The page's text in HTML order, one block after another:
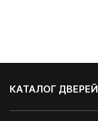
КАТАЛОГ ДВЕРЕЙ